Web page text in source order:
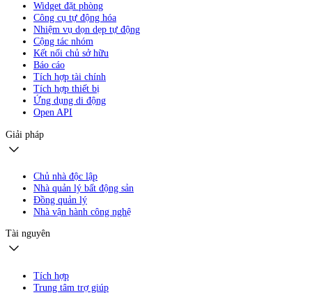
Widget đặt phòng
Công cụ tự động hóa
Nhiệm vụ dọn dẹp tự động
Cộng tác nhóm
Kết nối chủ sở hữu
Báo cáo
Tích hợp tài chính
Tích hợp thiết bị
Ứng dụng di động
Open API
Giải pháp
Chủ nhà độc lập
Nhà quản lý bất động sản
Đồng quản lý
Nhà vận hành công nghệ
Tài nguyên
Tích hợp
Trung tâm trợ giúp